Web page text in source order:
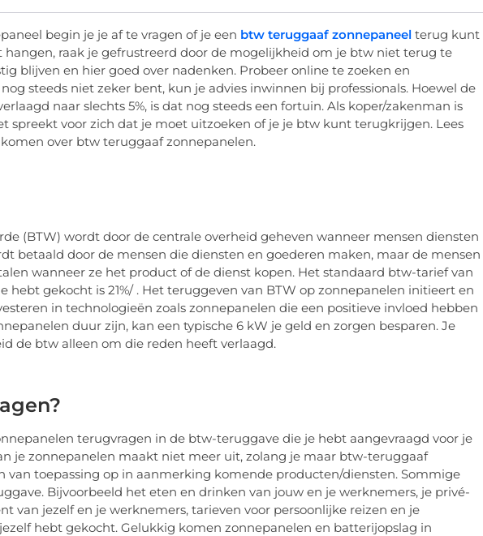
begin je je af te vragen of je een btw teruggaaf zonnepaneel terug kunt
hangen, raak je gefrustreerd door de mogelijkheid om je btw niet terug te
blijven en hier goed over nadenken. Probeer online te zoeken en
steeds niet zeker bent, kun je advies inwinnen bij professionals. Hoewel de
naar slechts 5%, is dat nog steeds een fortuin. Als koper/zakenman is
spreekt voor zich dat je moet uitzoeken of je je btw kunt terugkrijgen. Lees
over btw teruggaaf zonnepanelen.
(BTW) wordt door de centrale overheid geheven wanneer mensen diensten
betaald door de mensen die diensten en goederen maken, maar de mensen
wanneer ze het product of de dienst kopen. Het standaard btw-tarief van
hebt gekocht is 21%/ . Het teruggeven van BTW op zonnepanelen initieert en
in technologieën zoals zonnepanelen die een positieve invloed hebben
duur zijn, kan een typische 6 kW je geld en zorgen besparen. Je
de btw alleen om die reden heeft verlaagd.
terugvragen in de btw-teruggave die je hebt aangevraagd voor je
je zonnepanelen maakt niet meer uit, zolang je maar btw-teruggaaf
van toepassing op in aanmerking komende producten/diensten. Sommige
Bijvoorbeeld het eten en drinken van jouw en je werknemers, je privé-
van jezelf en je werknemers, tarieven voor persoonlijke reizen en je
hebt gekocht. Gelukkig komen zonnepanelen en batterijopslag in